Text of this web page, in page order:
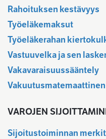
Rahoituksen kestävyys
Työeläkemaksut
Työeläkerahan
Vastuuvelka ja sen
Vakavaraisuussääntely
VAROJEN
Sijoitustoiminnan